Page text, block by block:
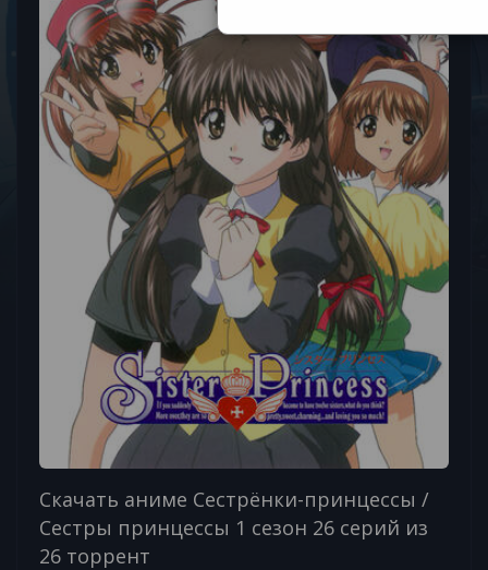
Скачать аниме Сестрёнки-принцессы /
Сестры принцессы 1 сезон 26 серий из
26 торрент